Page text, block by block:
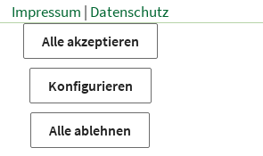
THEMEN-
BEREICHE
VON A BIS Z
Startseite Themenbereiche
Impressum | Datenschutz
Alle akzeptieren
Konfigurieren
Alle ablehnen